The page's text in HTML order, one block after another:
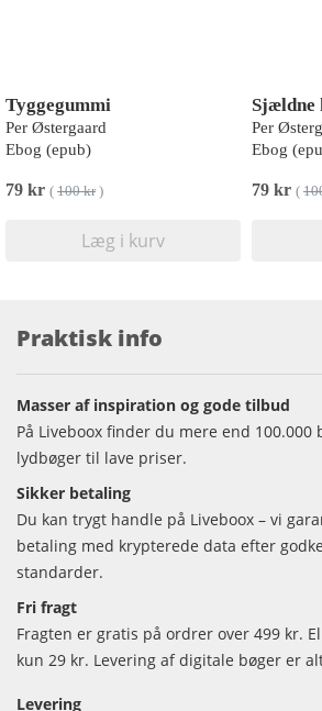
Tyggegummi
Per Østergaard
Ebog (epub)
79 kr ( 100 kr)
Læg i kurv
Sjældne
Per
Ebog
79 kr (
Praktisk info
Masser af inspiration og gode tilbud
På Liveboox finder du mere end 100.000
lydbøger til lave priser.
Sikker betaling
Du kan trygt handle på Liveboox – vi
betaling med krypterede data efter
standarder.
Fri fragt
Fragten er gratis på ordrer over 499 kr.
kun 29 kr. Levering af digitale bøger er
Levering